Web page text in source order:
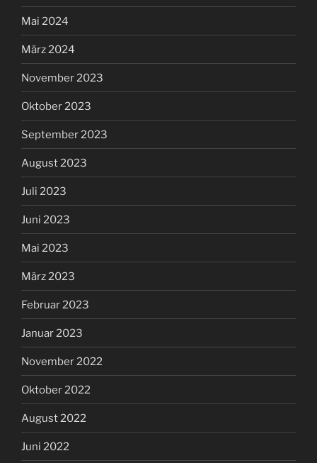
Mai 2024
März 2024
November 2023
Oktober 2023
September 2023
August 2023
Juli 2023
Juni 2023
Mai 2023
März 2023
Februar 2023
Januar 2023
November 2022
Oktober 2022
August 2022
Juni 2022